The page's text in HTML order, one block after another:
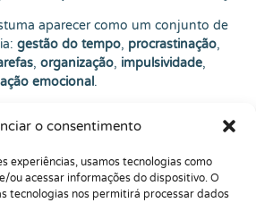
o consentimento
experiências, usamos tecnologias como
ou acessar informações do dispositivo. O
tecnologias nos permitirá processar dados
aparecer como um conjunto de
gestão do tempo, procrastinação,
, organização, impulsividade,
emocional.
casos,TEA. Por isso, um bom